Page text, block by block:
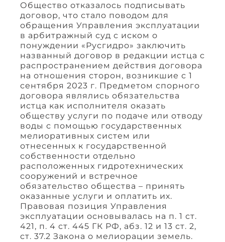
Общество отказалось подписывать
договор, что стало поводом для
обращения Управления эксплуатации
в арбитражный суд с иском о
понуждении «Русгидро» заключить
названный договор в редакции истца с
распространением действия договора
на отношения сторон, возникшие с 1
сентября 2023 г. Предметом спорного
договора являлись обязательства
истца как исполнителя оказать
обществу услуги по подаче или отводу
воды с помощью государственных
мелиоративных систем или
отнесенных к государственной
собственности отдельно
расположенных гидротехнических
сооружений и встречное
обязательство общества – принять
оказанные услуги и оплатить их.
Правовая позиция Управления
эксплуатации основывалась на п. 1 ст.
421, п. 4 ст. 445 ГК РФ, абз. 12 и 13 ст. 2,
ст. 37.2 Закона о мелиорации земель.